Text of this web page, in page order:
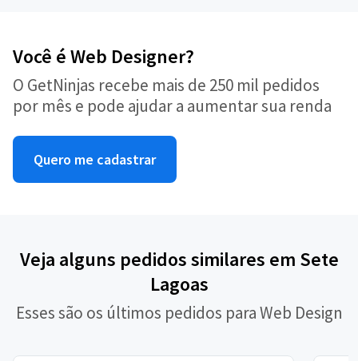
Você é Web Designer?
O GetNinjas recebe mais de 250 mil pedidos
por mês e pode ajudar a aumentar sua renda
Quero me cadastrar
Veja alguns pedidos similares em Sete
Lagoas
Esses são os últimos pedidos para Web Design